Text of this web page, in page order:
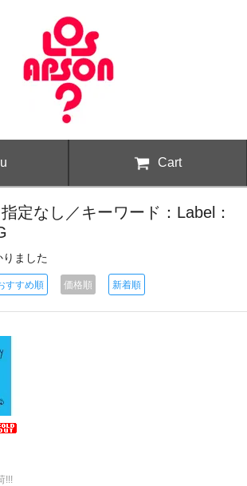
Cart
定なし／キーワード：Label：
ました
すすめ順 価格順 新着順
!!!